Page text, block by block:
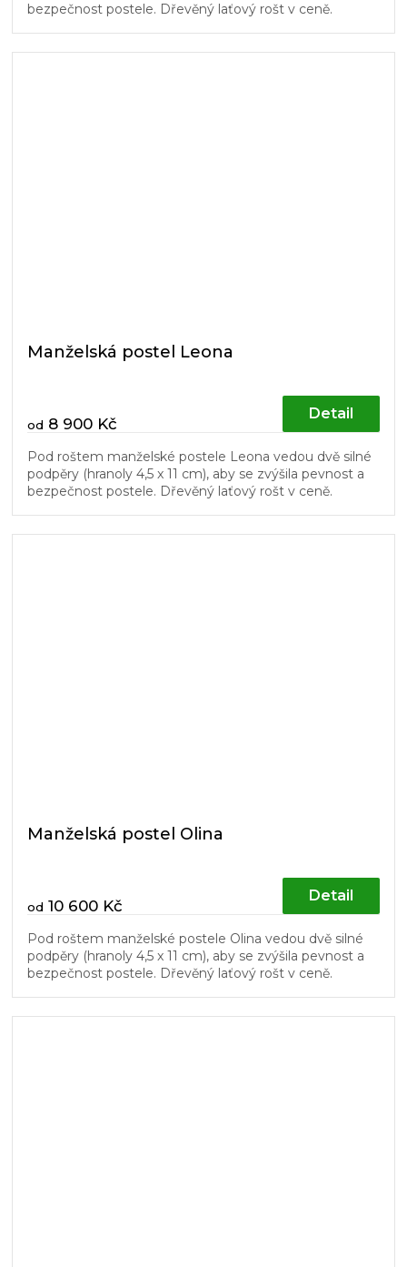
bezpečnost postele. Dřevěný laťový rošt v ceně.
Manželská postel Leona
od 8 900 Kč
Detail
Pod roštem manželské postele Leona vedou dvě silné
podpěry (hranoly 4,5 x 11 cm), aby se zvýšila pevnost a
bezpečnost postele. Dřevěný laťový rošt v ceně.
Manželská postel Olina
od 10 600 Kč
Detail
Pod roštem manželské postele Olina vedou dvě silné
podpěry (hranoly 4,5 x 11 cm), aby se zvýšila pevnost a
bezpečnost postele. Dřevěný laťový rošt v ceně.